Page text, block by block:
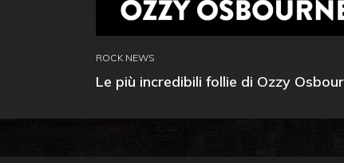
ROCK NEWS
Le più incredibili follie di Ozzy